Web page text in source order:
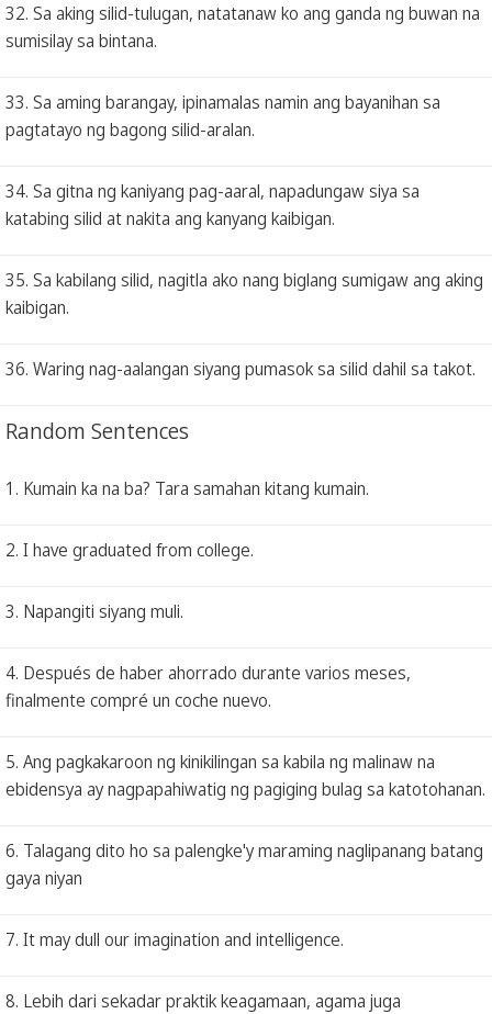
32. Sa aking silid-tulugan, natatanaw ko ang ganda ng buwan na
sumisilay sa bintana.
33. Sa aming barangay, ipinamalas namin ang bayanihan sa
pagtatayo ng bagong silid-aralan.
34. Sa gitna ng kaniyang pag-aaral, napadungaw siya sa
katabing silid at nakita ang kanyang kaibigan.
35. Sa kabilang silid, nagitla ako nang biglang sumigaw ang aking
kaibigan.
36. Waring nag-aalangan siyang pumasok sa silid dahil sa takot.
Random Sentences
1. Kumain ka na ba? Tara samahan kitang kumain.
2. I have graduated from college.
3. Napangiti siyang muli.
4. Después de haber ahorrado durante varios meses,
finalmente compré un coche nuevo.
5. Ang pagkakaroon ng kinikilingan sa kabila ng malinaw na
ebidensya ay nagpapahiwatig ng pagiging bulag sa katotohanan.
6. Talagang dito ho sa palengke'y maraming naglipanang batang
gaya niyan
7. It may dull our imagination and intelligence.
8. Lebih dari sekadar praktik keagamaan, agama juga